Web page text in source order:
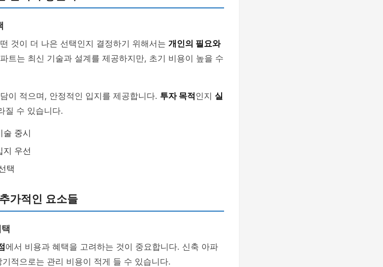
것이 더 나은 선택인지 결정하기 위해서는 개인의 필요와
트는 최신 기술과 설계를 제공하지만, 초기 비용이 높을 수
이 적으며, 안정적인 입지를 제공합니다. 투자 목적 인지 실
질 수 있습니다.
술 중시
지 우선
택
가적인 요소들
에서 비용과 혜택을 고려하는 것이 중요합니다. 신축 아파
적으로는 관리 비용이 적게 들 수 있습니다.